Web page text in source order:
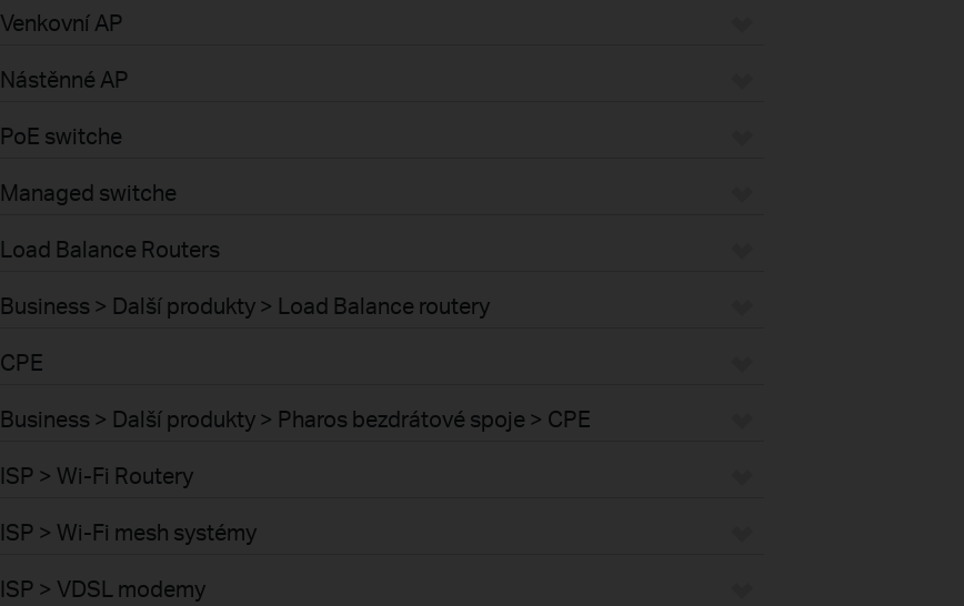
Venkovní AP
Nástěnné AP
PoE switche
Managed switche
Load Balance Routers
Business > Další produkty > Load Balance routery
CPE
Business > Další produkty > Pharos bezdrátové spoje > CPE
ISP > Wi-Fi Routery
ISP > Wi-Fi mesh systémy
ISP > VDSL modemy